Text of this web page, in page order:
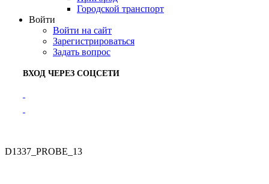
Городской транспорт
Войти
Войти на сайт
Зарегистрироваться
Задать вопрос
ВХОД ЧЕРЕЗ СОЦСЕТИ